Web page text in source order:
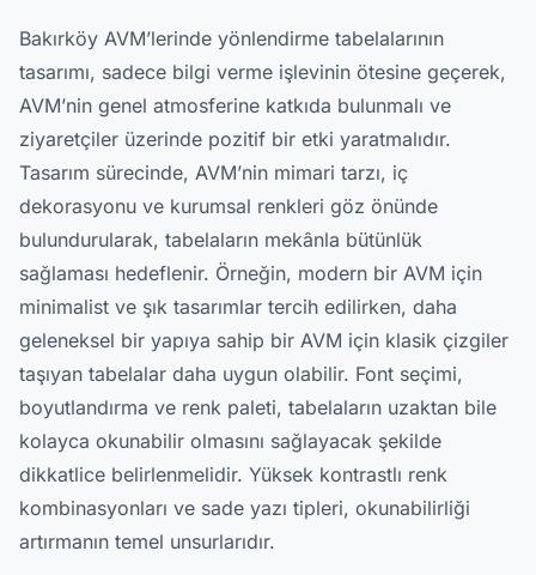
Bakırköy AVM’lerinde yönlendirme tabelalarının
tasarımı, sadece bilgi verme işlevinin ötesine geçerek,
AVM’nin genel atmosferine katkıda bulunmalı ve
ziyaretçiler üzerinde pozitif bir etki yaratmalıdır.
Tasarım sürecinde, AVM’nin mimari tarzı, iç
dekorasyonu ve kurumsal renkleri göz önünde
bulundurularak, tabelaların mekânla bütünlük
sağlaması hedeflenir. Örneğin, modern bir AVM için
minimalist ve şık tasarımlar tercih edilirken, daha
geleneksel bir yapıya sahip bir AVM için klasik çizgiler
taşıyan tabelalar daha uygun olabilir. Font seçimi,
boyutlandırma ve renk paleti, tabelaların uzaktan bile
kolayca okunabilir olmasını sağlayacak şekilde
dikkatlice belirlenmelidir. Yüksek kontrastlı renk
kombinasyonları ve sade yazı tipleri, okunabilirliği
artırmanın temel unsurlarıdır.